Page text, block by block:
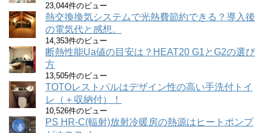
23,044件のビュー
熱交換換気システムで光熱費節約できる？導入後
の電気代と感想。
14,353件のビュー
断熱性能Ua値の目安は？HEAT20 G1とG2の選び
方
13,505件のビュー
TOTOレストパルはデザイン性の高い手洗付トイ
レ（＋収納付）！
10,526件のビュー
PS HR-C(輻射)放射冷暖房の熱源はヒートポンプ